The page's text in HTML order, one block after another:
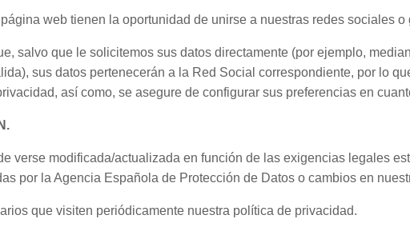
web tienen la oportunidad de unirse a nuestras redes sociales o
salvo que le solicitemos sus datos directamente (por ejemplo,
sus datos pertenecerán a la Red Social correspondiente, por lo
así como, se asegure de configurar sus preferencias en
verse modificada/actualizada en función de las exigencias legales
por la Agencia Española de Protección de Datos o cambios en
que visiten periódicamente nuestra política de privacidad.